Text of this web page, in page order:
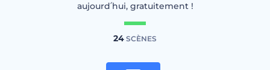
aujourd՛hui, gratuitement !
24 SCÈNES